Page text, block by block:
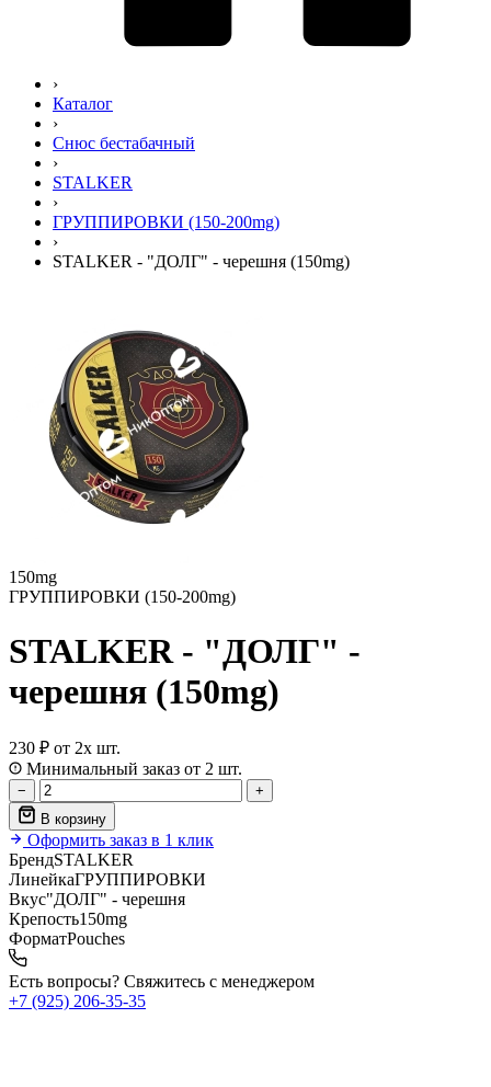
›
Каталог
›
Снюс бестабачный
›
STALKER
›
ГРУППИРОВКИ (150-200mg)
›
STALKER - "ДОЛГ" - черешня (150mg)
150mg
ГРУППИРОВКИ (150-200mg)
STALKER - "ДОЛГ" -
черешня (150mg)
230 ₽ от 2х шт.
Минимальный заказ от 2 шт.
−
+
В корзину
Оформить заказ в 1 клик
БрендSTALKER
ЛинейкаГРУППИРОВКИ
Вкус"ДОЛГ" - черешня
Крепость150mg
ФорматPouches
Есть вопросы? Свяжитесь с менеджером
+7 (925) 206‑35‑35